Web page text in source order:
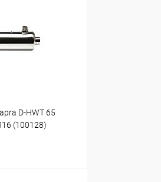
В наличии
D-HWT 65
(100128)